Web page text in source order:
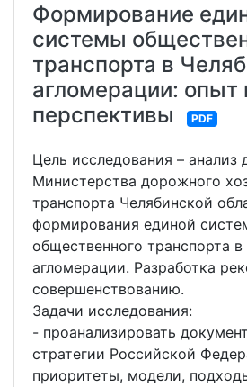
Формирование
системы
транспорта в
агломерации: опыт
перспективы
PDF
Цель исследования – анализ
Министерства дорожного
транспорта Челябинской
формирования единой
общественного транспорта
агломерации. Разработка
совершенствованию.
Задачи исследования:
- проанализировать
стратегии Российской
приоритеты, модели,